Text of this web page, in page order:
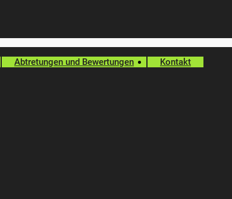
Abtretungen und Bewertungen Kontakt